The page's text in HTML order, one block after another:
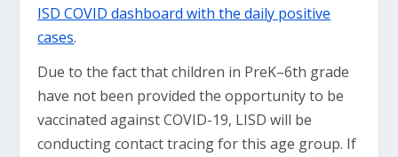
ISD COVID dashboard with the daily positive
cases.
Due to the fact that children in PreK–6th grade
have not been provided the opportunity to be
vaccinated against COVID-19, LISD will be
conducting contact tracing for this age group. If